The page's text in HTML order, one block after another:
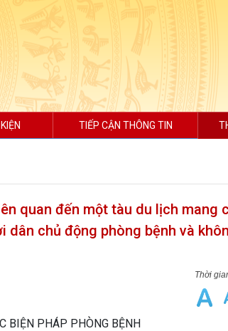
TIẾP CẬN THÔNG TIN
quan đến một tàu du lịch mang
dân chủ động phòng bệnh và
BIỆN PHÁP PHÒNG BỆNH